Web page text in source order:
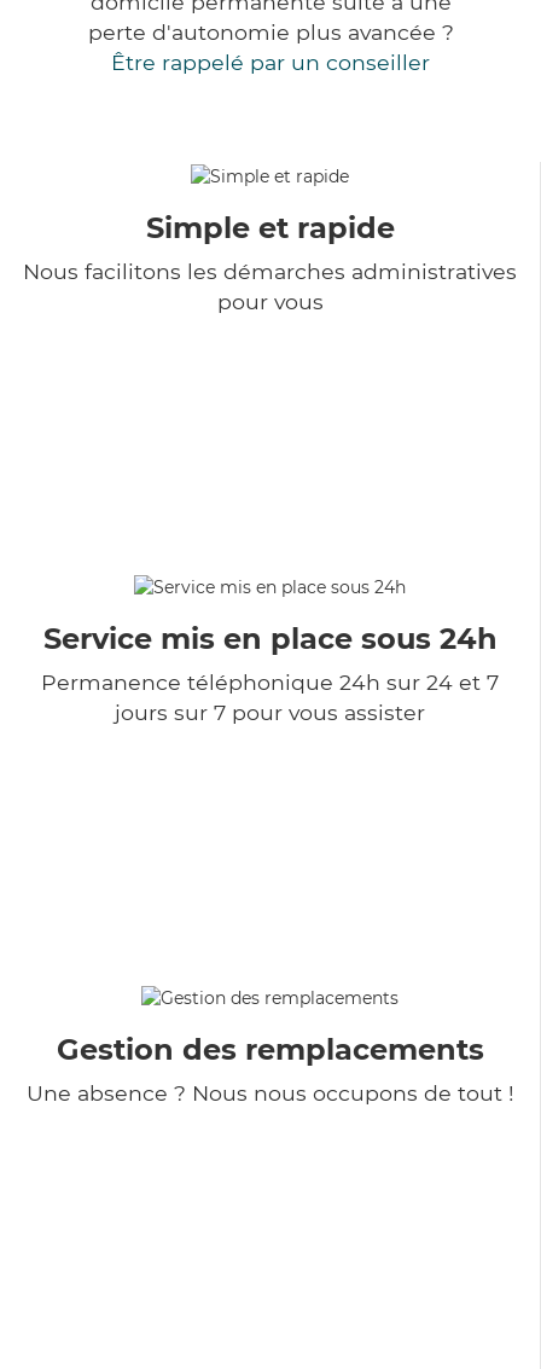
perte d'autonomie plus avancée ?
Être rappelé par un conseiller
Simple et rapide
Nous facilitons les démarches administratives
pour vous
Service mis en place sous 24h
Permanence téléphonique 24h sur 24 et 7
jours sur 7 pour vous assister
Gestion des remplacements
Une absence ? Nous nous occupons de tout !